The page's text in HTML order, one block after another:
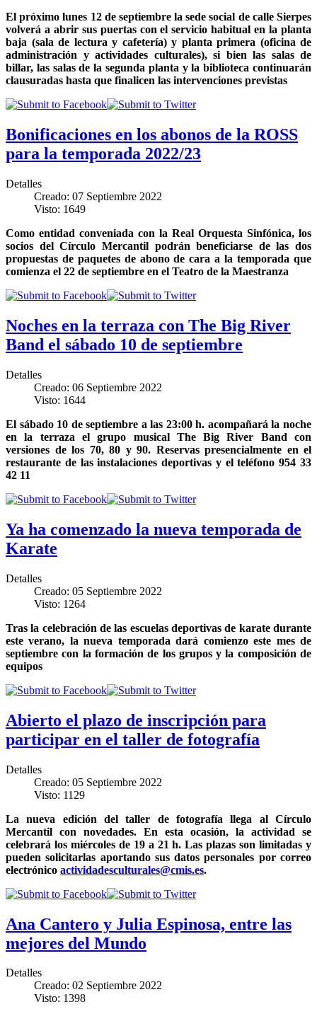
El próximo lunes 12 de septiembre la sede social de calle Sierpes
volverá a abrir sus puertas con el servicio habitual en la planta
baja (sala de lectura y cafetería) y planta primera (oficina de
administración y actividades culturales), si bien las salas de
billar, las salas de la segunda planta y la biblioteca continuarán
clausuradas hasta que finalicen las intervenciones previstas
Bonificaciones en los abonos de la ROSS
para la temporada 2022/23
Detalles
Creado: 07 Septiembre 2022
Visto: 1649
Como entidad conveniada con la Real Orquesta Sinfónica, los
socios del Círculo Mercantil podrán beneficiarse de las dos
propuestas de paquetes de abono de cara a la temporada que
comienza el 22 de septiembre en el Teatro de la Maestranza
Noches en la terraza con The Big River
Band el sábado 10 de septiembre
Detalles
Creado: 06 Septiembre 2022
Visto: 1644
El sábado 10 de septiembre a las 23:00 h. acompañará la noche
en la terraza el grupo musical The Big River Band con
versiones de los 70, 80 y 90. Reservas presencialmente en el
restaurante de las instalaciones deportivas y el teléfono 954 33
42 11
Ya ha comenzado la nueva temporada de
Karate
Detalles
Creado: 05 Septiembre 2022
Visto: 1264
Tras la celebración de las escuelas deportivas de karate durante
este verano, la nueva temporada dará comienzo este mes de
septiembre con la formación de los grupos y la composición de
equipos
Abierto el plazo de inscripción para
participar en el taller de fotografía
Detalles
Creado: 05 Septiembre 2022
Visto: 1129
La nueva edición del taller de fotografía llega al Círculo
Mercantil con novedades. En esta ocasión, la actividad se
celebrará los miércoles de 19 a 21 h. Las plazas son limitadas y
pueden solicitarlas aportando sus datos personales por correo
electrónico actividadesculturales@cmis.es.
Ana Cantero y Julia Espinosa, entre las
mejores del Mundo
Detalles
Creado: 02 Septiembre 2022
Visto: 1398